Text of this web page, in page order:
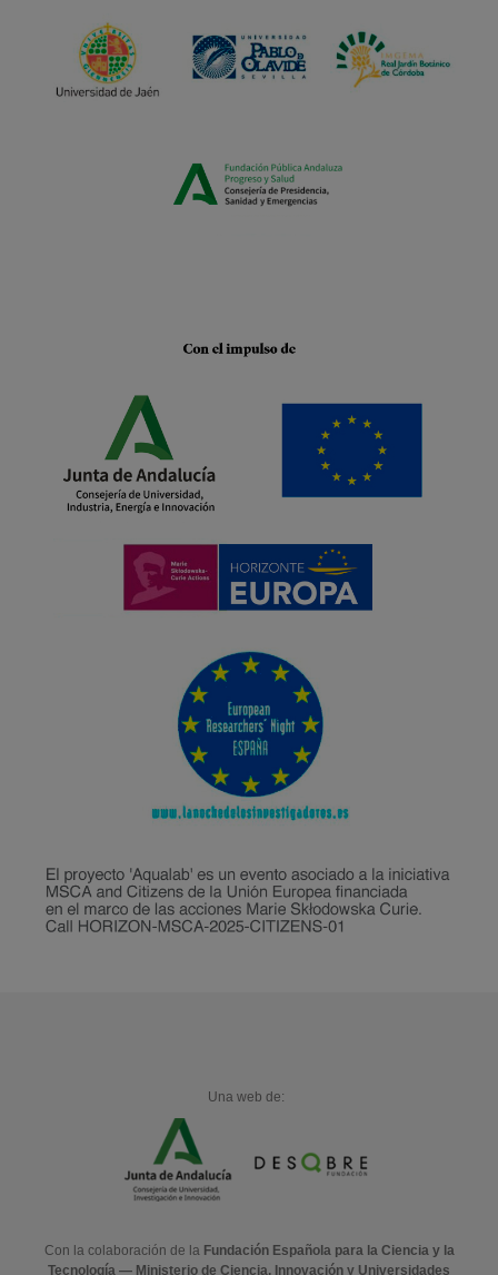
Una web de:
Con la colaboración de la Fundación Española para la Ciencia y la
Tecnología — Ministerio de Ciencia, Innovación y Universidades